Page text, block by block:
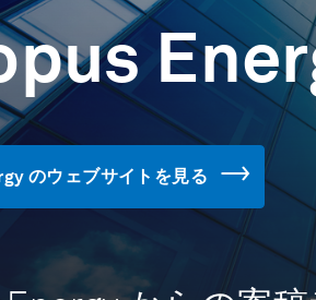
のウェブサイトを見る